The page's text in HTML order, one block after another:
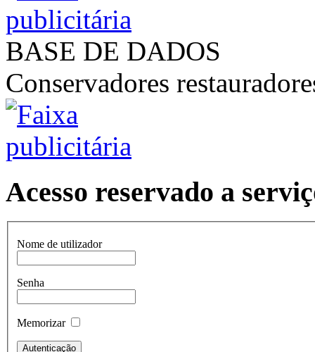
BASE DE DADOS
Conservadores
Acesso reservado a
Nome de utilizador
Senha
Memorizar